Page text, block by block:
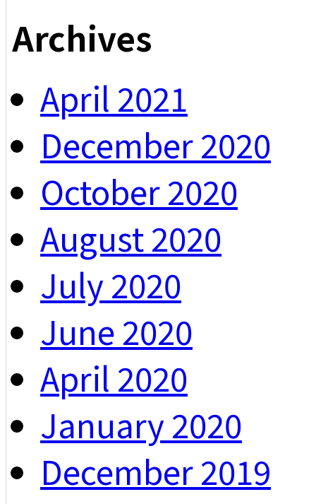
Archives
April 2021
December 2020
October 2020
August 2020
July 2020
June 2020
April 2020
January 2020
December 2019